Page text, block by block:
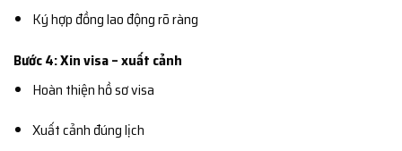
Ký hợp đồng lao động rõ ràng
Bước 4: Xin visa – xuất cảnh
Hoàn thiện hồ sơ visa
Xuất cảnh đúng lịch